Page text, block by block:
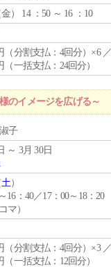
金） 14 ：50 ～ 16 ：10
（分割支払：4回分）×6
（一括支払：24回分）
のイメージを広げる～
子
～ 3月 30日
土）
16：40／17：00～18：20
マ）
（分割支払：4回分）×3
（一括支払：12回分）